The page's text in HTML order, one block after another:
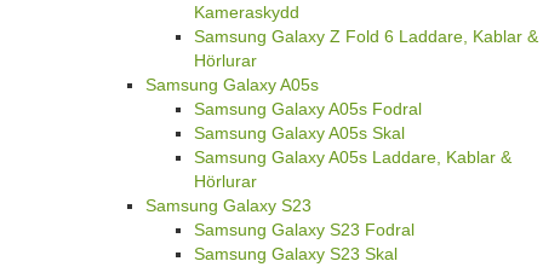
Kameraskydd
Samsung Galaxy Z Fold 6 Laddare, Kablar &
Hörlurar
Samsung Galaxy A05s
Samsung Galaxy A05s Fodral
Samsung Galaxy A05s Skal
Samsung Galaxy A05s Laddare, Kablar &
Hörlurar
Samsung Galaxy S23
Samsung Galaxy S23 Fodral
Samsung Galaxy S23 Skal